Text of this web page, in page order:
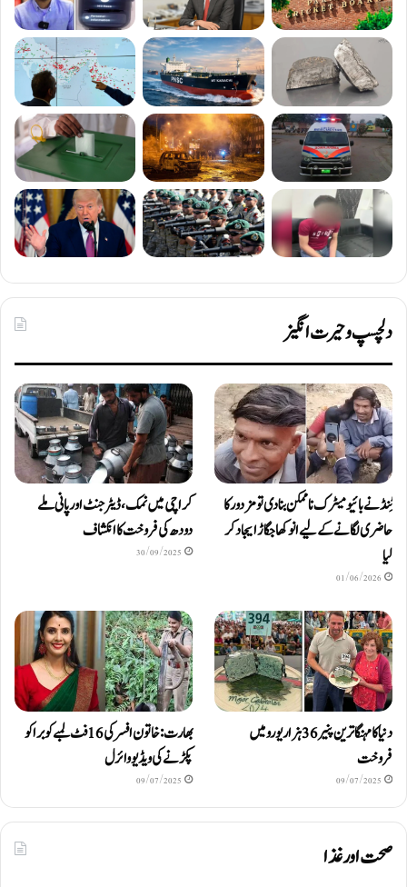
دلچسپ و حیرت انگیز
ٹِنڈ نے بائیومیٹرک ناممکن بنا دی تو مزدور کا
حاضری لگانے کے لیے انوکھا جگاڑ ایجاد کر
لیا
01/06/2026
کراچی میں نمک، ڈیٹرجنٹ اور پانی ملے
دودھ کی فروخت کا انکشاف
30/09/2025
دنیا کا مہنگا ترین پنیر 36 ہزار یورو میں
فروخت
09/07/2025
بھارت: خاتون افسر کی 16 فٹ لمبے کوبرا کو
پکڑنے کی ویڈیو وائرل
09/07/2025
صحت اور غذا